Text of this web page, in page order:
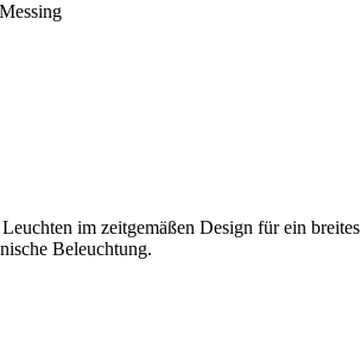
im zeitgemäßen Design für ein
Beleuchtung.